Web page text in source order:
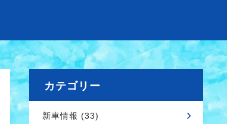
カテゴリー
新車情報 (33)